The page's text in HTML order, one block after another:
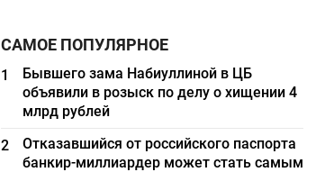
САМОЕ ПОПУЛЯРНОЕ
1
Бывшего зама Набиуллиной в ЦБ
объявили в розыск по делу о хищении 4
млрд рублей
2
Отказавшийся от российского паспорта
банкир-миллиардер может стать самым